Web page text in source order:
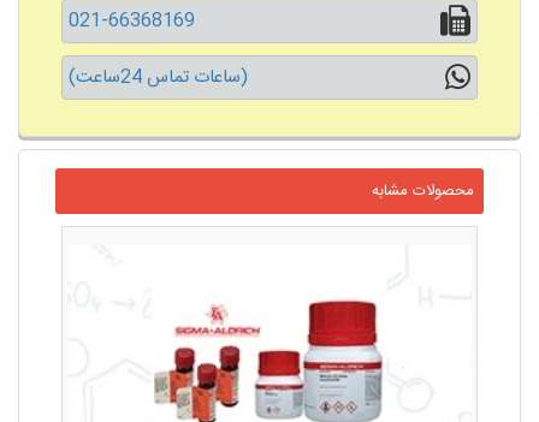
021-66368169
(ساعات تماس 24ساعت)
محصولات مشابه